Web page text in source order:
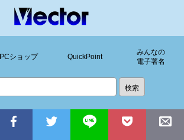
PCショップ QuickPoint
みんなの
電子署名